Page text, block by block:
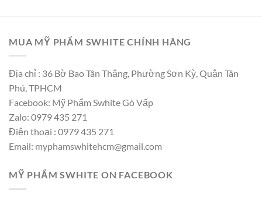
MUA MỸ PHẨM SWHITE CHÍNH HÃNG
Địa chỉ : 36 Bờ Bao Tân Thắng, Phường Sơn Kỳ, Quận Tân
Phú, TPHCM
Facebook: Mỹ Phẩm Swhite Gò Vấp
Zalo: 0979 435 271
Điện thoại : 0979 435 271
Email: myphamswhitehcm@gmail.com
MỸ PHẨM SWHITE ON FACEBOOK